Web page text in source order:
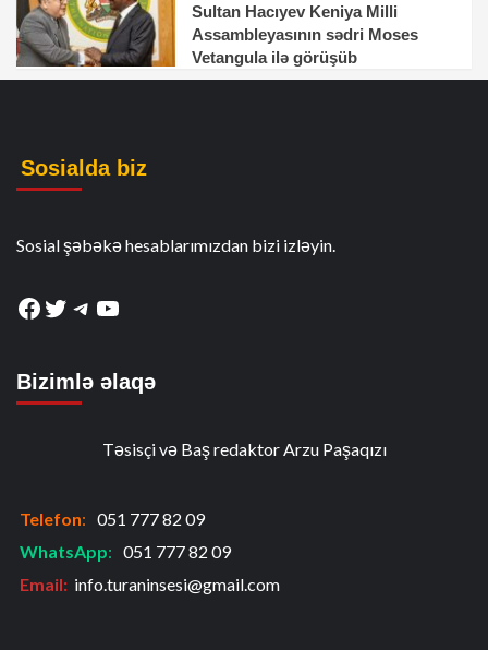
Sultan Hacıyev Keniya Milli
Assambleyasının sədri Moses
Vetangula ilə görüşüb
Sosialda biz
Sosial şəbəkə hesablarımızdan bizi izləyin.
Facebook
Twitter
Telegram
YouTube
Bizimlə əlaqə
Təsisçi və Baş redaktor Arzu Paşaqızı
Telefon: 051 777 82 09
WhatsApp: 051 777 82 09
Email: info.turaninsesi@gmail.com